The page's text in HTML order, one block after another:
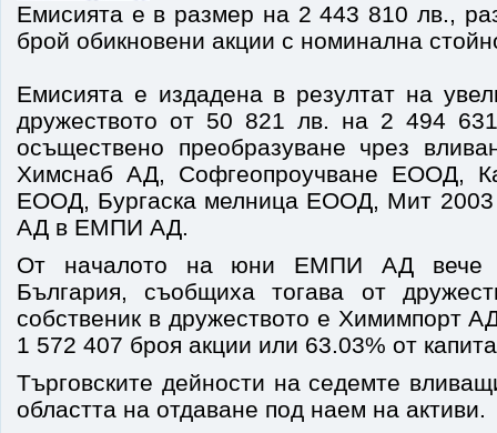
Емисията е в размер на 2 443 810 лв.,
брой обикновени акции с номинална
Емисията е издадена в резултат на
дружеството от 50 821 лв. на 2 494
осъществено преобразуване чрез
Химснаб АД, Софгеопроучване ЕООД,
ЕООД, Бургаска мелница ЕООД, Мит
АД в ЕМПИ АД.
От началото на юни ЕМПИ АД вече
България, съобщиха тогава от
собственик в дружеството е Химимпорт
1 572 407 броя акции или 63.03% от
Търговските дейности на седемте
областта на отдаване под наем на активи.